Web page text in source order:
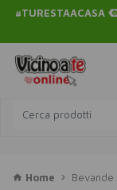
#TURESTAACASA
Home Bevande